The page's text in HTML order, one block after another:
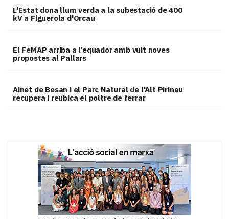
L'Estat dona llum verda a la subestació de 400
kV a Figuerola d'Orcau
El FeMAP arriba a l’equador amb vuit noves
propostes al Pallars
Ainet de Besan i el Parc Natural de l'Alt Pirineu
recupera i reubica el poltre de ferrar